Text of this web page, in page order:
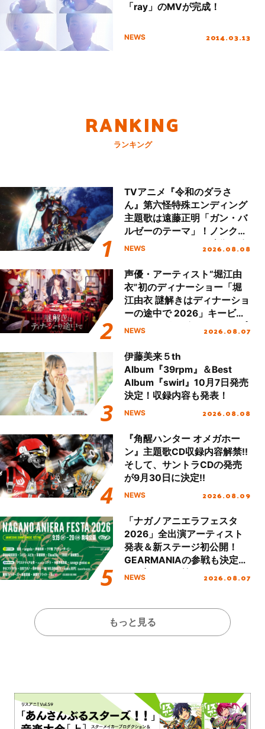
「ray」のMVが完成！
NEWS 2014.03.13
RANKING
ランキング
TVアニメ『令和のダラさ
ん』第六怪特殊エンディング
主題歌は遠藤正明「ガン・バ
ルゼーのテーマ」！ノンクレ
ジットエンディング映像も公
NEWS 2026.08.08
声優・アーティスト“堀江由
衣”初のディナーショー「堀
江由衣 謎解きはディナーショ
ーの途中で 2026」キービジ
ュアル＆グッズラインナップ
NEWS 2026.08.07
伊藤美来５th
Album『39rpm』＆Best
Album『swirl』10月7日発売
決定！収録内容も発表！
NEWS 2026.08.08
『角醒ハンター オメガホー
ン』主題歌CD収録内容解禁!!
そして、サントラCDの発売
が9月30日に決定!!
NEWS 2026.08.09
「ナガノアニエラフェスタ
2026」全出演アーティスト
発表＆新ステージ初公開！
GEARMANIAの参戦も決定
し、初となる第3ステージの
NEWS 2026.08.07
もっと見る